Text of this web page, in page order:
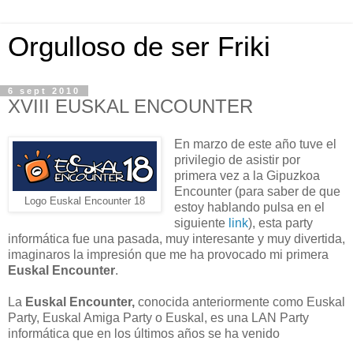
Orgulloso de ser Friki
6 sept 2010
XVIII EUSKAL ENCOUNTER
Logo Euskal Encounter 18
En marzo de este año tuve el
privilegio de asistir por
primera vez a la Gipuzkoa
Encounter (para saber de que
estoy hablando pulsa en el
siguiente link), esta party
informática fue una pasada, muy interesante y muy divertida,
imaginaros la impresión que me ha provocado mi primera
Euskal Encounter.
La Euskal Encounter, conocida anteriormente como Euskal
Party, Euskal Amiga Party o Euskal, es una LAN Party
informática que en los últimos años se ha venido